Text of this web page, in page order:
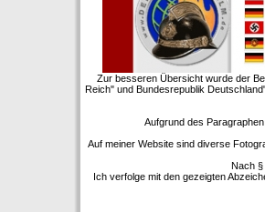
Zur besseren Übersicht wurde der
Reich" und Bundesrepublik
Aufgrund des
Auf meiner Website sind diverse
Nach
Ich verfolge mit den gezeigten